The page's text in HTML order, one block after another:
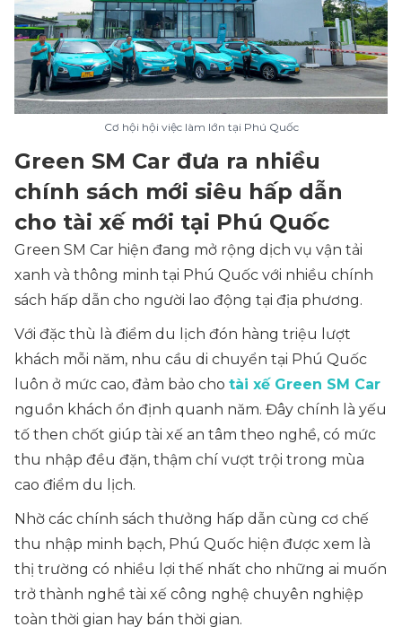
Cơ hội hội việc làm lớn tại Phú Quốc
Green SM Car đưa ra nhiều
chính sách mới siêu hấp dẫn
cho tài xế mới tại Phú Quốc
Green SM Car hiện đang mở rộng dịch vụ vận tải
xanh và thông minh tại Phú Quốc với nhiều chính
sách hấp dẫn cho người lao động tại địa phương.
Với đặc thù là điểm du lịch đón hàng triệu lượt
khách mỗi năm, nhu cầu di chuyển tại Phú Quốc
luôn ở mức cao, đảm bảo cho tài xế Green SM Car
nguồn khách ổn định quanh năm. Đây chính là yếu
tố then chốt giúp tài xế an tâm theo nghề, có mức
thu nhập đều đặn, thậm chí vượt trội trong mùa
cao điểm du lịch.
Nhờ các chính sách thưởng hấp dẫn cùng cơ chế
thu nhập minh bạch, Phú Quốc hiện được xem là
thị trường có nhiều lợi thế nhất cho những ai muốn
trở thành nghề tài xế công nghệ chuyên nghiệp
toàn thời gian hay bán thời gian.